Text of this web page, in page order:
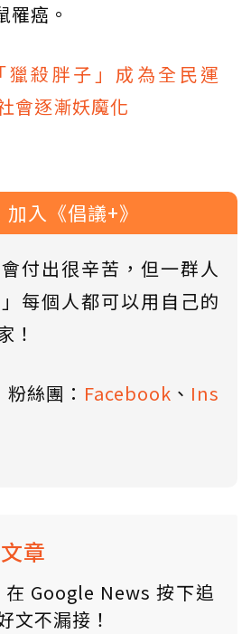
罹癌。
「獵殺胖子」成為全民運
會逐漸妖魔化
入《倡議+》
會付出很辛苦，但一群人
每個人都可以用自己的
！
絲團： Facebook 、 Ins
章
Google News 按下追
文不漏接！